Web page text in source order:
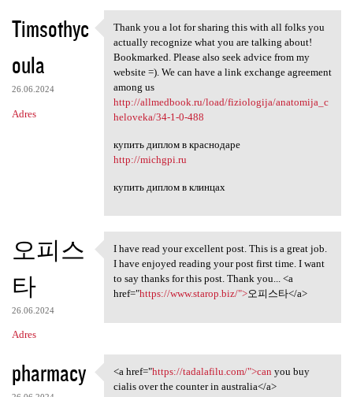
a
z
e
Timsothyc
oula
26.06.2024
Adres
Thank you a lot for sharing
Thank you a lot for sharing this with all folks you
actually recognize what you are talking about!
Bookmarked. Please also seek advice from my
website =). We can have a link exchange agreement
among us
http://allmedbook.ru/load/fiziologija/anatomija_c
heloveka/34-1-0-488
купить диплом в краснодаре
http://michgpi.ru
купить диплом в клинцах
오피스
타
26.06.2024
Adres
I have read your excellent
I have read your excellent post. This is a great job.
I have enjoyed reading your post first time. I want
to say thanks for this post. Thank you... <a
href="https://www.starop.biz/">오피스타</a>
pharmacy <a href="https://tadalafilu
<a href="https://tadalafilu.com/">can you buy
cialis over the counter in australia</a>